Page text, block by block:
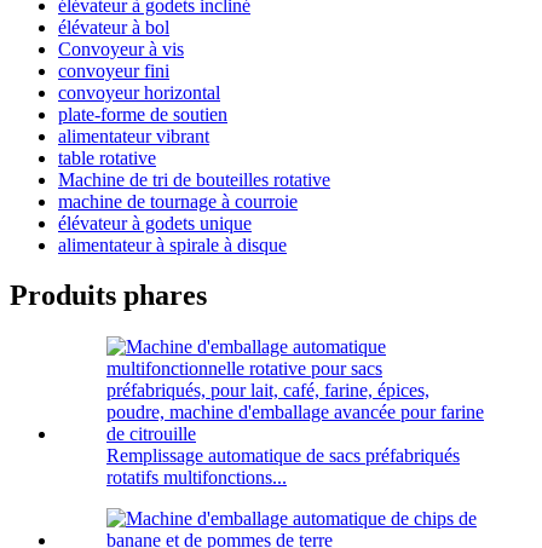
élévateur à godets incliné
élévateur à bol
Convoyeur à vis
convoyeur fini
convoyeur horizontal
plate-forme de soutien
alimentateur vibrant
table rotative
Machine de tri de bouteilles rotative
machine de tournage à courroie
élévateur à godets unique
alimentateur à spirale à disque
Produits phares
Remplissage automatique de sacs préfabriqués
rotatifs multifonctions...